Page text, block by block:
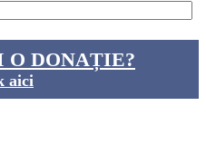
O DONAȚIE?
aici